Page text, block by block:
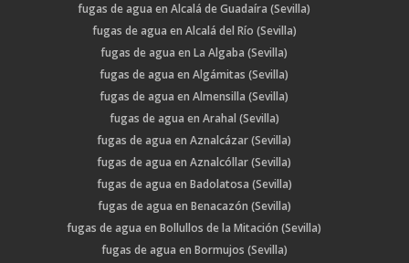
fugas de agua en Alcalá de Guadaíra (Sevilla)
fugas de agua en Alcalá del Río (Sevilla)
fugas de agua en La Algaba (Sevilla)
fugas de agua en Algámitas (Sevilla)
fugas de agua en Almensilla (Sevilla)
fugas de agua en Arahal (Sevilla)
fugas de agua en Aznalcázar (Sevilla)
fugas de agua en Aznalcóllar (Sevilla)
fugas de agua en Badolatosa (Sevilla)
fugas de agua en Benacazón (Sevilla)
fugas de agua en Bollullos de la Mitación (Sevilla)
fugas de agua en Bormujos (Sevilla)